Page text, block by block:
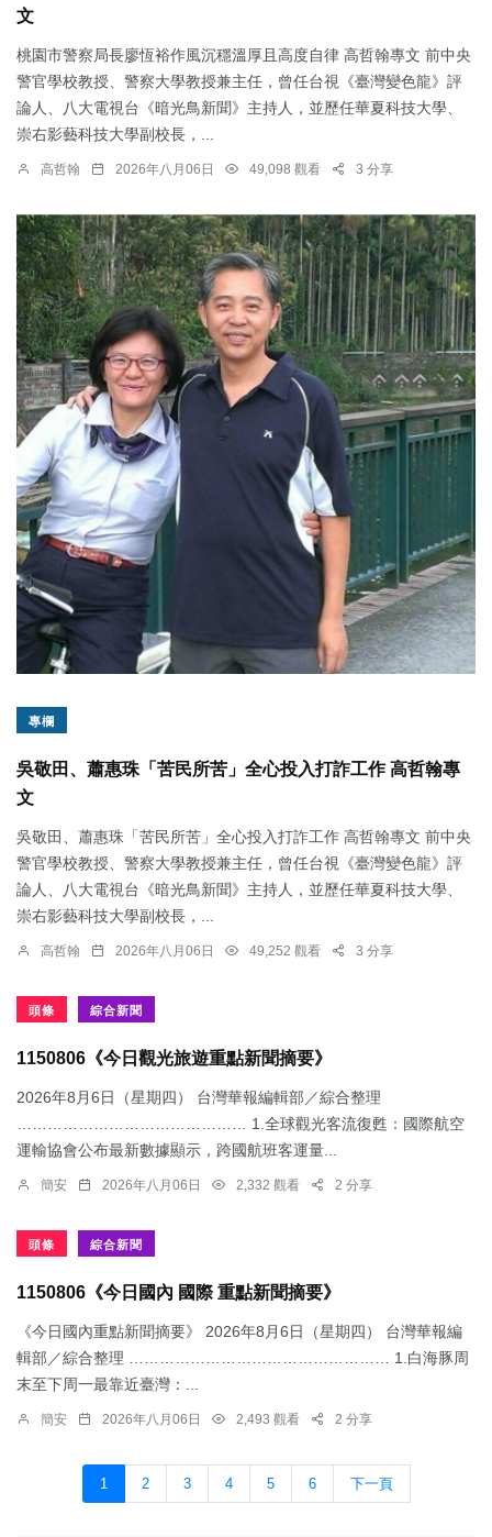
文
桃園市警察局長廖恆裕作風沉穩溫厚且高度自律 高哲翰專文 前中央
警官學校教授、警察大學教授兼主任，曾任台視《臺灣變色龍》評
論人、八大電視台《暗光鳥新聞》主持人，並歷任華夏科技大學、
崇右影藝科技大學副校長，...
高哲翰 2026年八月06日 49,098 觀看 3 分享
專欄
吳敬田、蕭惠珠「苦民所苦」全心投入打詐工作 高哲翰專
文
吳敬田、蕭惠珠「苦民所苦」全心投入打詐工作 高哲翰專文 前中央
警官學校教授、警察大學教授兼主任，曾任台視《臺灣變色龍》評
論人、八大電視台《暗光鳥新聞》主持人，並歷任華夏科技大學、
崇右影藝科技大學副校長，...
高哲翰 2026年八月06日 49,252 觀看 3 分享
頭條 綜合新聞
1150806《今日觀光旅遊重點新聞摘要》
2026年8月6日（星期四） 台灣華報編輯部／綜合整理
……………………………………… 1.​全球觀光客流復甦：國際航空
運輸協會公布最新數據顯示，跨國航班客運量...
簡安 2026年八月06日 2,332 觀看 2 分享
頭條 綜合新聞
1150806《今日國內 國際 重點新聞摘要》
《今日國內重點新聞摘要》 2026年8月6日（星期四） 台灣華報編
輯部／綜合整理 …………………………………………… 1.​白海豚周
末至下周一最靠近臺灣：...
簡安 2026年八月06日 2,493 觀看 2 分享
1 2 3 4 5 6 下一頁